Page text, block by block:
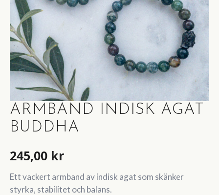
ARMBAND INDISK AGAT
BUDDHA
245,00 kr
Ett vackert armband av indisk agat som skänker
styrka, stabilitet och balans.